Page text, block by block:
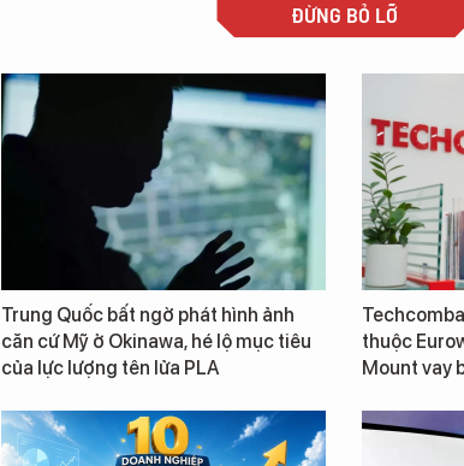
ĐỪNG BỎ LỠ
Trung Quốc bất ngờ phát hình ảnh
căn cứ Mỹ ở Okinawa, hé lộ mục tiêu
của lực lượng tên lửa PLA
thuộc
Mount vay